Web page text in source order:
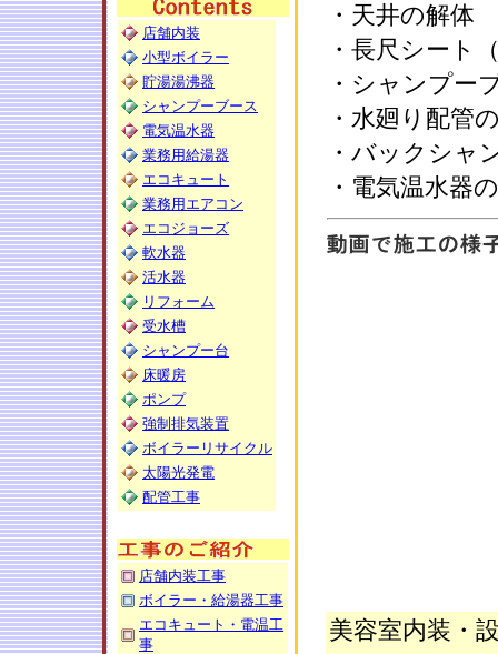
店舗内装
小型ボイラー
貯湯湯沸器
シャンプーブース
電気温水器
業務用給湯器
エコキュート
業務用エアコン
エコジョーズ
軟水器
活水器
リフォーム
受水槽
シャンプー台
床暖房
ポンプ
強制排気装置
ボイラーリサイクル
太陽光発電
配管工事
店舗内装工事
ボイラー・給湯器工事
エコキュート・電温工
事
・天井の解体
・長尺シート
・シャンプー
・水廻り配管
・バックシャ
・電気温水器
美容室内装・